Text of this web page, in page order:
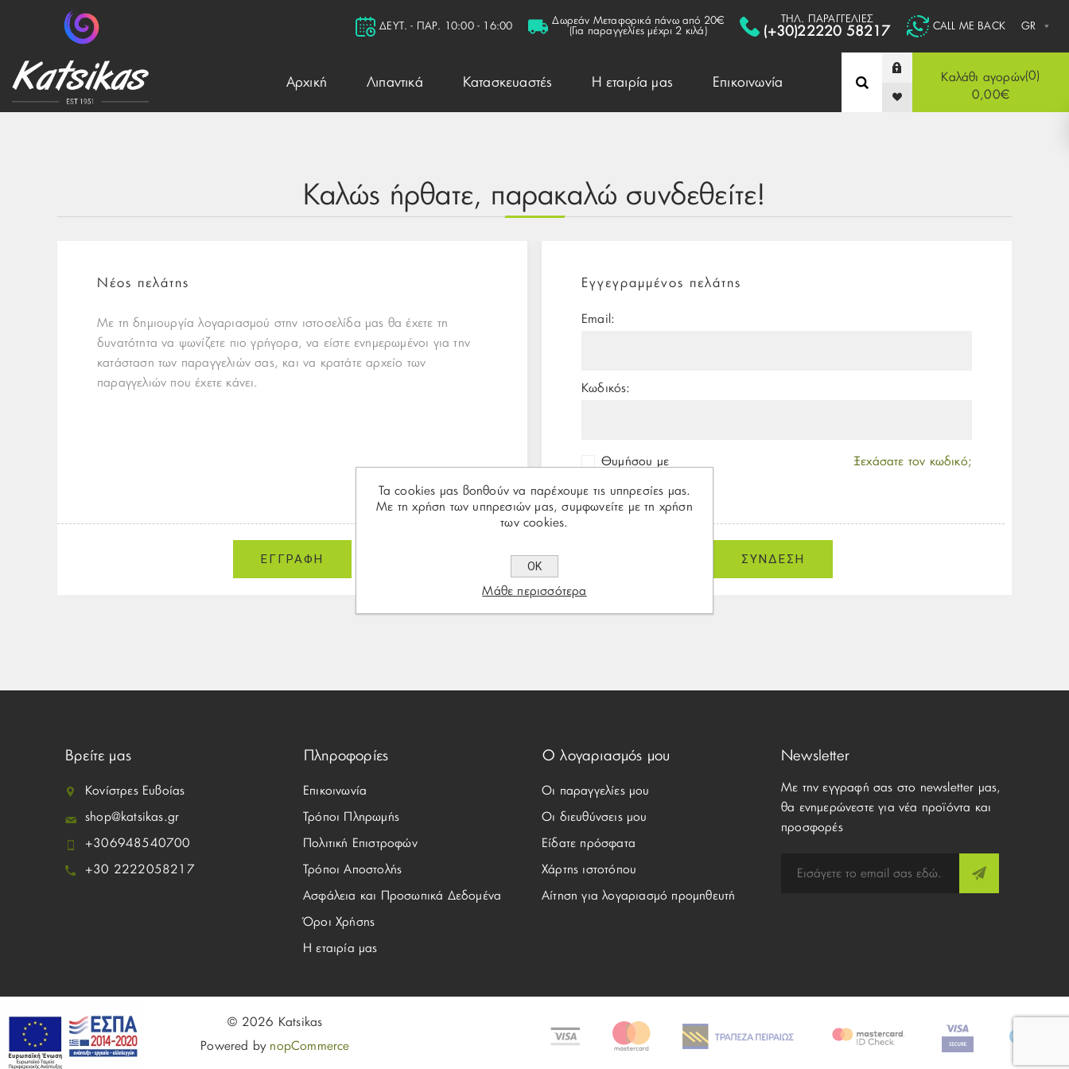
ΔΕΥΤ. - ΠΑΡ. 10:00 - 16:00
Δωρεάν Μεταφορικά πάνω από 20€
(Για παραγγελίες μέχρι 2 κιλά)
ΤΗΛ. ΠΑΡΑΓΓΕΛΙΕΣ
(+30)22220 58217 CALL ME BACK
Aρχική Λιπαντικά Κατασκευαστές Η εταιρία μας Επικοινωνία Καλάθι αγορών 0
0,00€
Καλώς ήρθατε, παρακαλώ συνδεθείτε!
Νέος πελάτης
Με τη δημιουργία λογαριασμού στην ιστοσελίδα μας θα έχετε τη
δυνατότητα να ψωνίζετε πιο γρήγορα, να είστε ενημερωμένοι για την
κατάσταση των παραγγελιών σας, και να κρατάτε αρχείο των
παραγγελιών που έχετε κάνει.
Εγγεγραμμένος πελάτης
Email:
Κωδικός:
Θυμήσου με Ξεχάσατε τον κωδικό;
Βρείτε μας
Κονίστρες Ευβοίας
shop@katsikas.gr
+306948540700
+30 2222058217
Πληροφορίες
Επικοινωνία
Τρόποι Πληρωμής
Πολιτική Επιστροφών
Τρόποι Αποστολής
Ασφάλεια και Προσωπικά Δεδομένα
Όροι Χρήσης
Η εταιρία μας
Ο λογαριασμός μου
Οι παραγγελίες μου
Οι διευθύνσεις μου
Είδατε πρόσφατα
Χάρτης ιστοτόπου
Αίτηση για λογαριασμό προμηθευτή
Newsletter
Με την εγγραφή σας στο newsletter μας,
θα ενημερώνεστε για νέα προϊόντα και
προσφορές
© 2026 Katsikas
Powered by nopCommerce
Τα cookies μας βοηθούν να παρέχουμε τις υπηρεσίες μας.
Με τη χρήση των υπηρεσιών μας, συμφωνείτε με τη χρήση
των cookies.
ΟΚ
Μάθε περισσότερα